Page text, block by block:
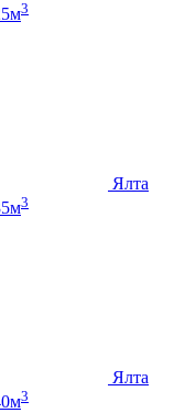
3
Ялта
3
Ялта
3